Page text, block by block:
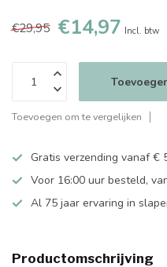
€29,95 €14,97 Incl. btw
Toevoegen om te vergelijken
Gratis verzending vanaf €
Voor 16:00 uur besteld,
Al 75 jaar ervaring in
Productomschrijving